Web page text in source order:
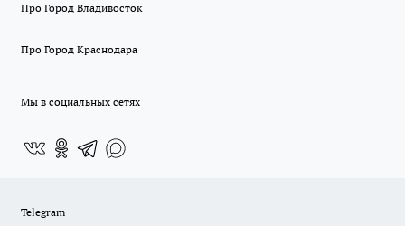
Про Город Владивосток
Про Город Краснодара
Мы в социальных сетях
Telegram